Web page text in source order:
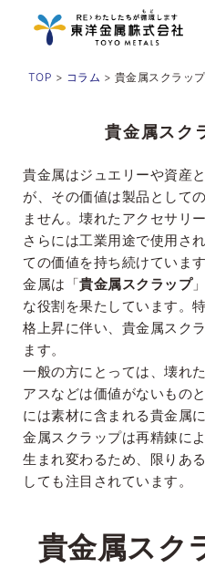
TOP > コラム > 貴金属スクラッ
貴金属スク
貴金属はジュエリーや資産
が、その価値は製品として
ません。壊れたアクセサリ
さらには工業用途で使用さ
ての価値を持ち続けていま
金属は「貴金属スクラップ
な役割を果たしています。
格上昇に伴い、貴金属スク
ます。
一般の方にとっては、壊れ
アスなどは価値がないもの
には素材に含まれる貴金属
金属スクラップは再精錬に
生まれ変わるため、限りあ
しても注目されています。
貴金属スク